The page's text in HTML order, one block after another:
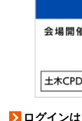
ログイン